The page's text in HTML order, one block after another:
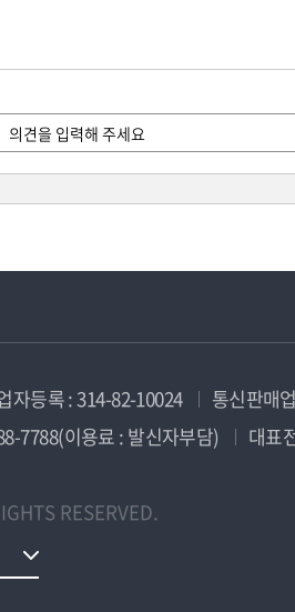
자등록 : 314-82-10024
통신판매
7788(이용료 : 발신자부담)
대표
RESERVED.